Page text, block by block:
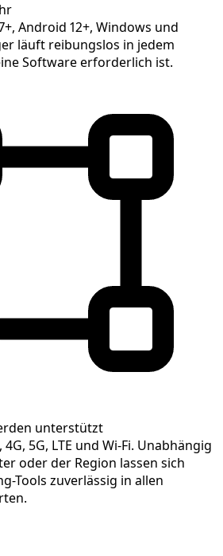
Android 12+, Windows und
läuft reibungslos in jedem
Software erforderlich ist.
unterstützt
5G, LTE und Wi-Fi. Unabhängig
oder der Region lassen sich
Tools zuverlässig in allen